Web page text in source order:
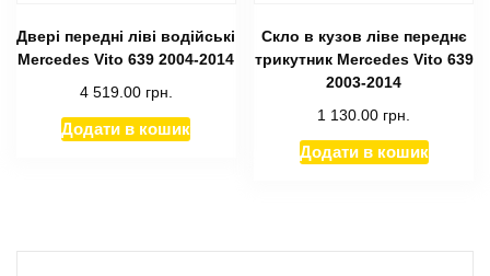
Двері передні ліві водійські
Mercedes Vito 639 2004-2014
4 519.00 грн.
Додати в кошик
Скло в кузов ліве переднє
трикутник Mercedes Vito 639
2003-2014
1 130.00 грн.
Додати в кошик